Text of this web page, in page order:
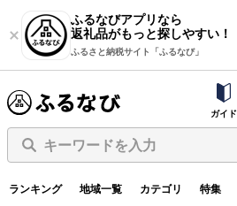
ふるなびアプリなら
返礼品がもっと探しやすい！
ふるさと納税サイト「ふるなび」
ガイド
キーワードを入力
ランキング 地域一覧 カテゴリ 特集